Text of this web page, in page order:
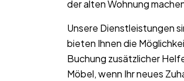
der alten Wohnung
Unsere Dienstleistungen
bieten Ihnen die
Buchung zusätzlicher
Möbel, wenn Ihr neues